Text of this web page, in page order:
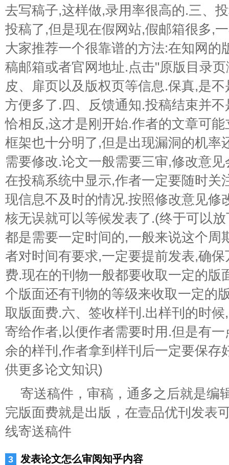
去写稿子,这样做,录用率很高的.三、
投稿了,但是现在假网站,假邮箱很多,
大家推荐一个很靠谱的方法:在知网的
稿邮箱或者官网地址.点击"原版目录
皮、扉页以及版权页等信息.保真,是
方便多了.四、反馈通知.投稿结束并
恰相反,这才是刚开始.作者的文章可
框架也十分明了,但是出现漏洞的机率
需要修改.论文一般需要三审,修改意
在投稿系统中显示,作者一定要随时关
现信息不及时的情况.按照修改意见修
核无误就可以等候发表了.(终于可以
都是需要一定时间的,一般来说这个周
者对时间有要求,一定要提前发表,确
费.现在的刊物一般都要收取一定的版
个版面还有刊物的等级来收取一定的
取版面费.六、签收样刊.出样刊的时
寄给作者,以便作者需要时用.但是有
余的样刊,作者拿到样刊后一定要保存
供更多论文知识)
寄送稿件，审稿，通多之后就是编
完版面费就是出版，在壹品优刊发表
线寄送稿件
发表论文怎么审阅知乎内容